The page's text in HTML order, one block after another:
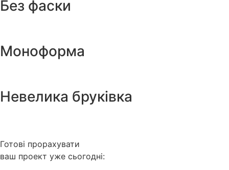
Без фаски
Моноформа
Невелика бруківка
Готові прорахувати
ваш проект уже сьогодні: